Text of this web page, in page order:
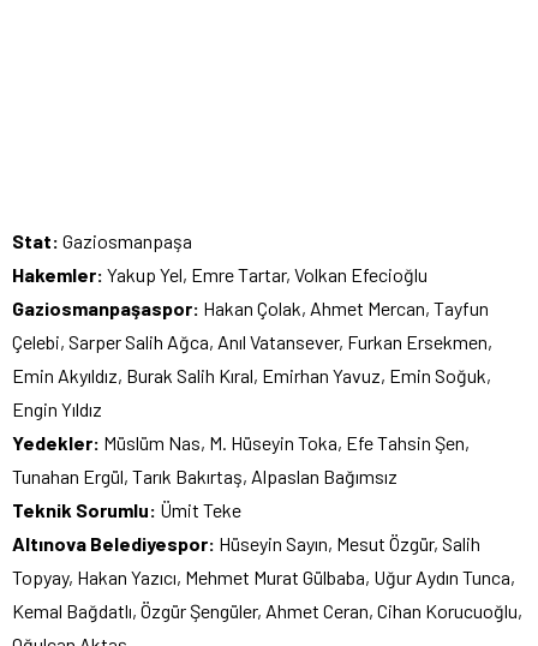
Stat: Gaziosmanpaşa
Hakemler: Yakup Yel, Emre Tartar, Volkan Efecioğlu
Gaziosmanpaşaspor: Hakan Çolak, Ahmet Mercan, Tayfun
Çelebi, Sarper Salih Ağca, Anıl Vatansever, Furkan Ersekmen,
Emin Akyıldız, Burak Salih Kıral, Emirhan Yavuz, Emin Soğuk,
Engin Yıldız
Yedekler: Müslüm Nas, M. Hüseyin Toka, Efe Tahsin Şen,
Tunahan Ergül, Tarık Bakırtaş, Alpaslan Bağımsız
Teknik Sorumlu: Ümit Teke
Altınova Belediyespor: Hüseyin Sayın, Mesut Özgür, Salih
Topyay, Hakan Yazıcı, Mehmet Murat Gülbaba, Uğur Aydın Tunca,
Kemal Bağdatlı, Özgür Şengüler, Ahmet Ceran, Cihan Korucuoğlu,